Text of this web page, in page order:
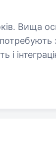
освіта. У нас
і